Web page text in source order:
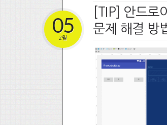
[TIP] 안드로
문제 해결 방
05
2월